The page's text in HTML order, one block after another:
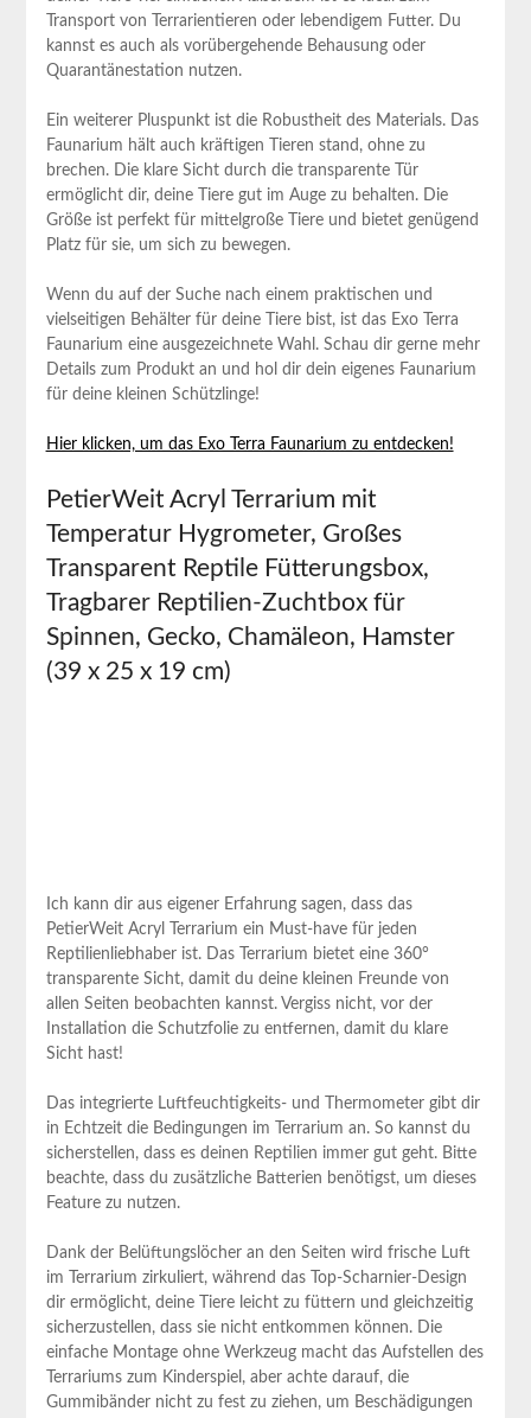
Transport ‍von Terrarientieren oder lebendigem Futter. Du
kannst es‌ auch ‌als vorübergehende Behausung oder
Quarantänestation​ nutzen.
Ein weiterer⁤ Pluspunkt ist die Robustheit‌ des Materials. Das
Faunarium hält auch kräftigen Tieren stand, ohne zu⁤
brechen. Die klare Sicht durch die transparente⁢ Tür
ermöglicht dir, deine Tiere ⁢gut im Auge zu behalten. Die
Größe ist perfekt ⁤für mittelgroße Tiere und bietet genügend
Platz für sie, um sich zu ​bewegen.
Wenn ⁤du auf der Suche‌ nach‌ einem‍ praktischen und
vielseitigen⁣ Behälter für deine Tiere bist, ist das Exo ‌Terra
Faunarium eine ausgezeichnete Wahl. Schau dir‍ gerne mehr ​
Details zum Produkt an‌ und⁣ hol dir dein ⁣eigenes ⁢Faunarium⁤
für deine kleinen Schützlinge!
Hier⁣ klicken, um das Exo Terra Faunarium zu entdecken!
PetierWeit Acryl Terrarium mit
Temperatur Hygrometer, Großes
Transparent Reptile Fütterungsbox,
Tragbarer Reptilien-Zuchtbox ​für
Spinnen, Gecko, Chamäleon, Hamster
(39 x 25 x 19 cm)
Ich ⁣kann​ dir ⁤aus eigener Erfahrung ‍sagen, dass ⁢das‌
PetierWeit Acryl Terrarium‍ ein Must-have für jeden
Reptilienliebhaber ist. Das⁢ Terrarium bietet eine‍ 360°
⁢transparente ⁣Sicht, damit du deine kleinen Freunde‌ von
allen Seiten​ beobachten ⁢kannst. Vergiss nicht, vor ‍der
Installation die‍ Schutzfolie zu⁤ entfernen, damit du ​klare
Sicht hast!
Das integrierte Luftfeuchtigkeits- und Thermometer gibt‌ dir
in Echtzeit ⁤die Bedingungen im Terrarium an.​ So kannst du
sicherstellen, ‌dass es deinen‍ Reptilien immer‍ gut geht. Bitte
beachte, dass du​ zusätzliche Batterien benötigst, um⁢ dieses
Feature zu⁣ nutzen.
Dank der Belüftungslöcher ⁤an ⁢den Seiten wird frische Luft
im Terrarium zirkuliert, während das Top-Scharnier-Design
dir ermöglicht, deine‌ Tiere leicht zu füttern und gleichzeitig
sicherzustellen, dass sie nicht entkommen ⁢können. Die
einfache Montage‌ ohne Werkzeug macht das Aufstellen⁢ des
Terrariums zum Kinderspiel, aber⁣ achte darauf, die⁢
Gummibänder nicht zu fest zu ziehen, ⁢um Beschädigungen